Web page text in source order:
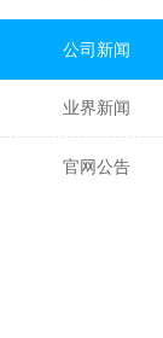
公司新闻
业界新闻
官网公告